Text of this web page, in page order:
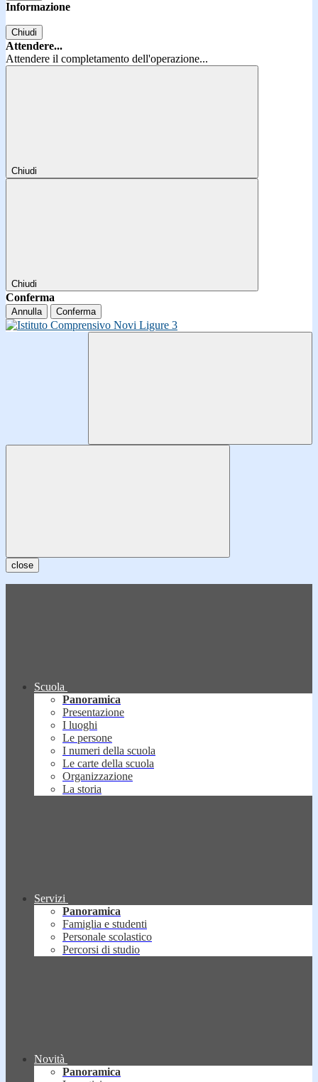
Informazione
Chiudi
Attendere...
Attendere il completamento dell'operazione...
Chiudi
Chiudi
Conferma
Annulla Conferma
close
Scuola
Panoramica
Presentazione
I luoghi
Le persone
I numeri della scuola
Le carte della scuola
Organizzazione
La storia
Servizi
Panoramica
Famiglia e studenti
Personale scolastico
Percorsi di studio
Novità
Panoramica